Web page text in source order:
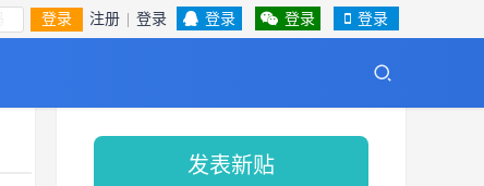
登录 注册 登录 登录 登录 登录
发表新贴